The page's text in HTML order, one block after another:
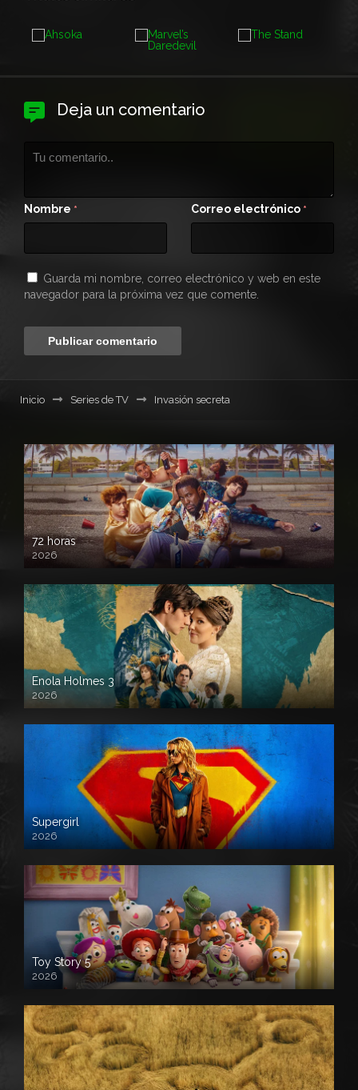
Deja un comentario
Nombre * Correo electrónico *
Guarda mi nombre, correo electrónico y web en este
navegador para la próxima vez que comente.
Inicio Series de TV Invasión secreta
72 horas
2026
Enola Holmes 3
2026
Supergirl
2026
Toy Story 5
2026